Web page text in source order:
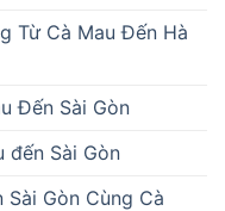
Từ Cà Mau Đến Hà
Đến Sài Gòn
đến Sài Gòn
Sài Gòn Cùng Cà